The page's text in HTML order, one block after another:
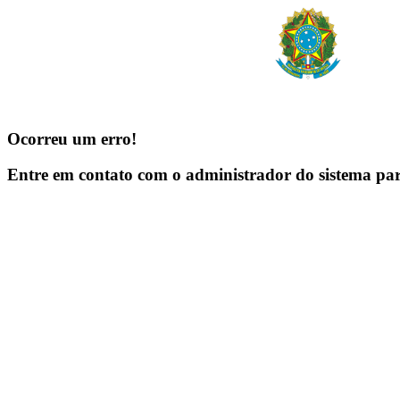
Ocorreu um erro!
Entre em contato com o administrador do sistema